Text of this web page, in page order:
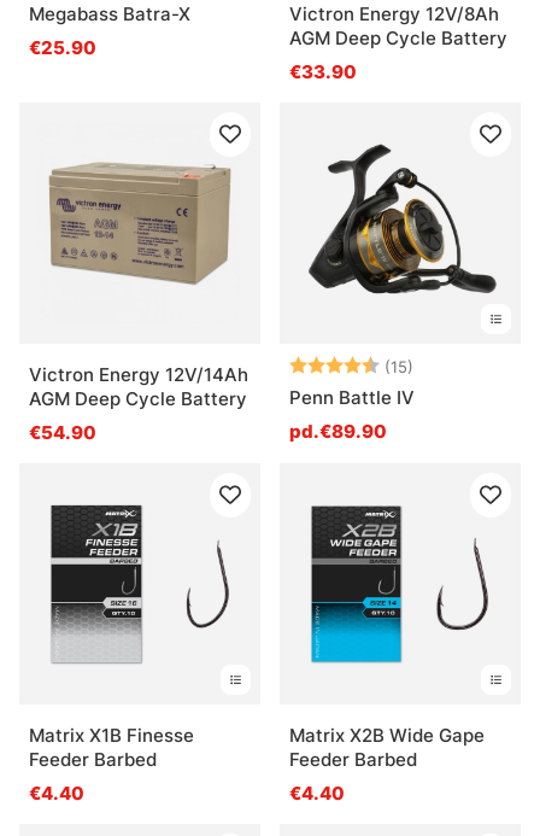
Megabass Batra-X
€25.90
Victron Energy 12V/8Ah
AGM Deep Cycle Battery
€33.90
Victron Energy 12V/14Ah
AGM Deep Cycle Battery
€54.90
Note: (15)
Penn Battle IV
pd.€89.90
Matrix X1B Finesse
Feeder Barbed
€4.40
Matrix X2B Wide Gape
Feeder Barbed
€4.40